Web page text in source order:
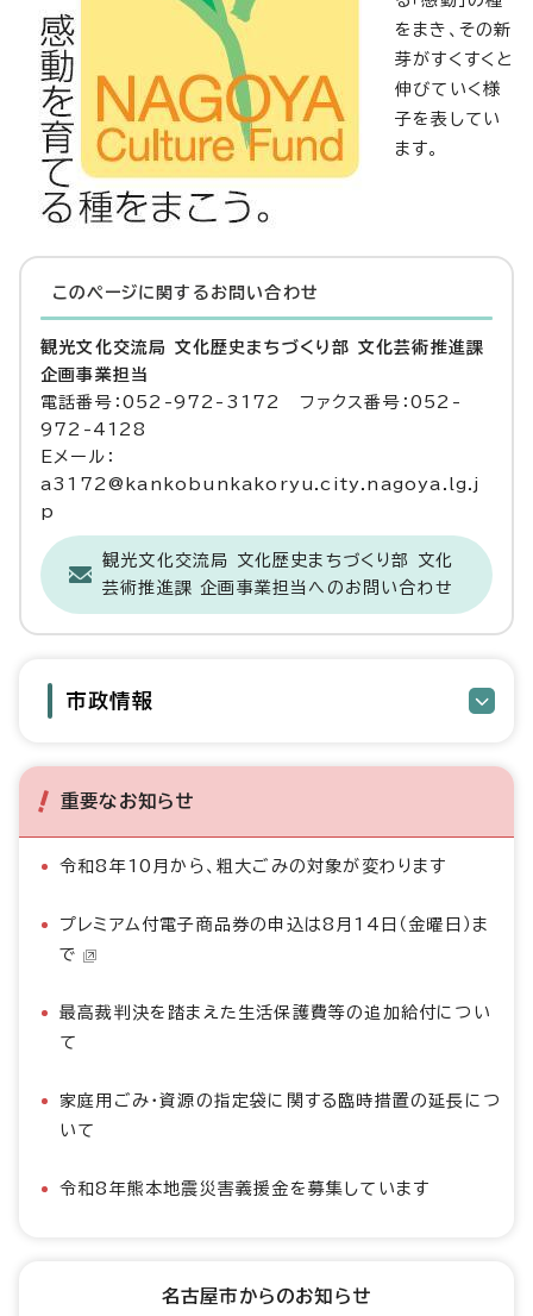
をまき、その新
芽がすくすくと
伸びていく様
子を表してい
ます。
このページに関する お問い合わせ
観光文化交流局 文化歴史まちづくり部 文化芸術推進課
企画事業担当
電話番号：052-972-3172 ファクス番号：052-
972-4128
Eメール：
a3172@kankobunkakoryu.city.nagoya.lg.j
p
観光文化交流局 文化歴史まちづくり部 文化
芸術推進課 企画事業担当へのお問い合わせ
市政情報
重要なお知らせ
令和8年10月から、粗大ごみの対象が変わります
プレミアム付電子商品券の申込は8月14日（金曜日）ま
で
最高裁判決を踏まえた生活保護費等の追加給付につい
て
家庭用ごみ・資源の指定袋に関する臨時措置の延長につ
いて
令和8年熊本地震災害義援金を募集しています
名古屋市からのお知らせ